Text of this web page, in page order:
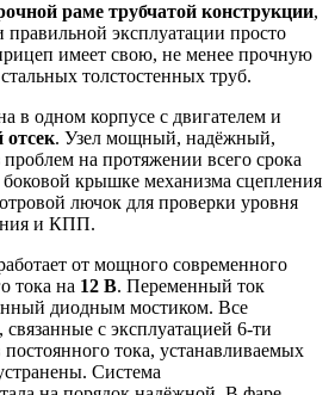
раме трубчатой конструкции,
эксплуатации просто
имеет свою, не менее прочную
толстостенных труб.
в одном корпусе с двигателем и
отсек. Узел мощный, надёжный,
на протяжении всего срока
крышке механизма сцепления
лючок для проверки уровня
и КПП.
от мощного современного
тока на 12 В. Переменный ток
диодным мостиком. Все
с эксплуатацией 6-ти
постоянного тока, устанавливаемых
Система